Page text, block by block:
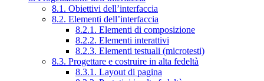
8.1. Obiettivi dell’interfaccia
8.2. Elementi dell’interfaccia
8.2.1. Elementi di composizione
8.2.2. Elementi interattivi
8.2.3. Elementi testuali (microtesti)
8.3. Progettare e costruire in alta fedeltà
8.3.1. Layout di pagina